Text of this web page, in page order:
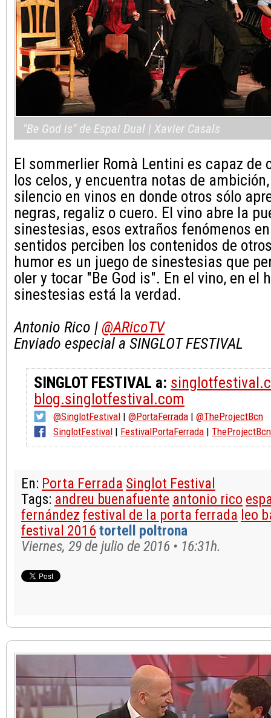
"Be God is" de Espai Dual | Xavier Casals
El sommerlier Romà Lentini es capaz de
los celos, y encuentra notas de
silencio en vinos en donde otros sólo
negras, regaliz o cuero. El vino abre la
sinestesias, esos extraños fenómenos
sentidos perciben los contenidos de
humor es un juego de sinestesias que
oler y tocar "Be God is". En el vino, en el
sinestesias está la verdad.
Antonio Rico | @ARicoTV
Enviado especial a SINGLOT FESTIVAL
SINGLOT FESTIVAL a:
blog.singlotfestival.com
@SinglotFestival |@PortaFerrada |@TheProjectBcn
SinglotFestival | FestivalPortaFerrada |TheProjectBcn
En: Porta Ferrada Singlot Festival
Tags: andreu buenafuente antonio rico
fernández festival de la porta ferrada leo
festival 2016 tortell poltrona
Viernes, 29 de julio de 2016 • 16:31h.